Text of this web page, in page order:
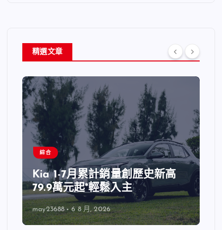
精選文章
綜合
Kia 1-7月累計銷量創歷史新高
79.9萬元起*輕鬆入主
may23688 6 8 月, 2026